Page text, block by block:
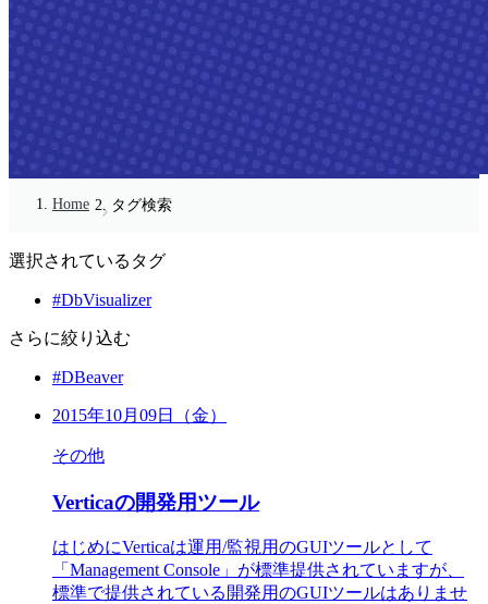
Home タグ検索
選択されているタグ
#DbVisualizer
さらに絞り込む
#DBeaver
2015年10月09日（金）
その他
Verticaの開発用ツール
はじめにVerticaは運用/監視用のGUIツールとして
「Management Console」が標準提供されていますが、
標準で提供されている開発用のGUIツールはありませ